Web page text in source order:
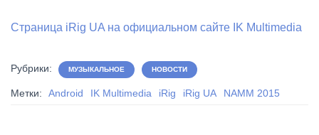
Страница iRig UA на официальном сайте IK Multimedia
Рубрики: МУЗЫКАЛЬНОЕ НОВОСТИ
Метки: Android IK Multimedia iRig iRig UA NAMM 2015